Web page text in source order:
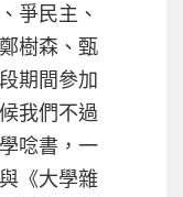
爭民主、
樹森、甄
期間參加
我們不過
唸書，一
《大學雜